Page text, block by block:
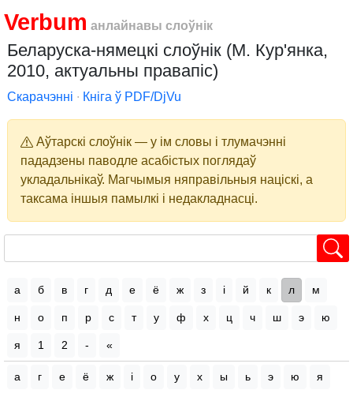
Verbum анлайнавы слоўнік
Беларуска-нямецкі слоўнік (М. Кур'янка,
2010, актуальны правапіс)
Скарачэнні ∙ Кніга ў PDF/DjVu
Аўтарскі слоўнік — у ім словы і тлумачэнні
пададзены паводле асабістых поглядаў
укладальнікаў. Магчымыя няправільныя націскі, а
таксама іншыя памылкі і недакладнасці.
а б в г д е ё ж з і й к л м
н о п р с т у ф х ц ч ш э ю
я 1 2 - «
а г е ё ж і о у х ы ь э ю я